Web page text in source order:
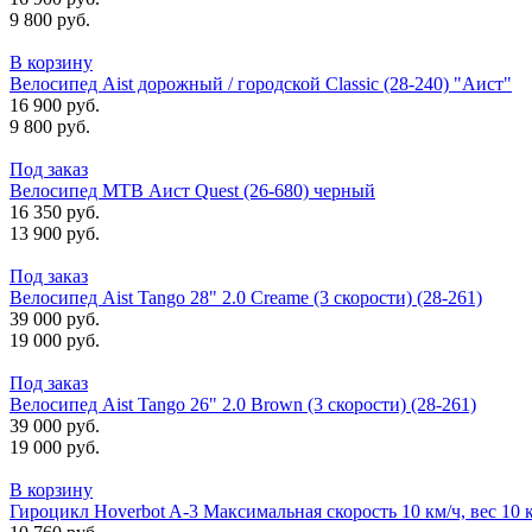
9 800 руб.
В корзину
Велосипед Aist дорожный / городской Classic (28-240) "Аист"
16 900 руб.
9 800 руб.
Под заказ
Велосипед MTB Аист Quest (26-680) черный
16 350 руб.
13 900 руб.
Под заказ
Велосипед Aist Tango 28" 2.0 Creame (3 скорости) (28-261)
39 000 руб.
19 000 руб.
Под заказ
Велосипед Aist Tango 26" 2.0 Brown (3 скорости) (28-261)
39 000 руб.
19 000 руб.
В корзину
Гироцикл Hoverbot A-3 Максимальная скорость 10 км/ч, вес 10